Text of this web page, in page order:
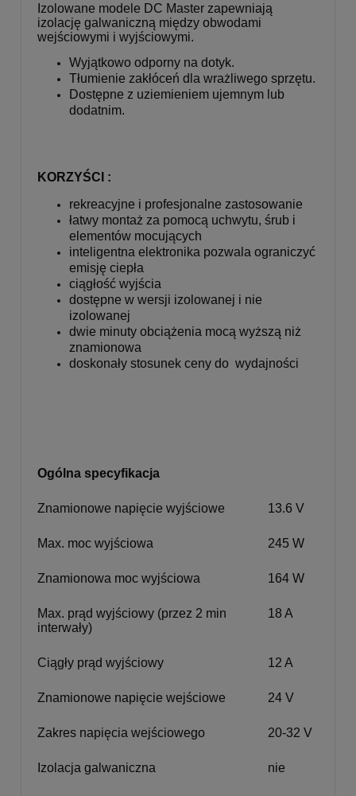
Izolowane modele DC Master zapewniają
izolację galwaniczną między obwodami
wejściowymi i wyjściowymi.
Wyjątkowo odporny na dotyk.
Tłumienie zakłóceń dla wrażliwego sprzętu.
Dostępne z uziemieniem ujemnym lub
dodatnim.
KORZYŚCI :
rekreacyjne i profesjonalne zastosowanie
łatwy montaż za pomocą uchwytu, śrub i
elementów mocujących
inteligentna elektronika pozwala ograniczyć
emisję ciepła
ciągłość wyjścia
dostępne w wersji izolowanej i nie
izolowanej
dwie minuty obciążenia mocą wyższą niż
znamionowa
doskonały stosunek ceny do wydajności
Ogólna specyfikacja
Znamionowe napięcie wyjściowe 13.6 V
Max. moc wyjściowa 245 W
Znamionowa moc wyjściowa 164 W
Max. prąd wyjściowy (przez 2 min
interwały)
18 A
Ciągły prąd wyjściowy 12 A
Znamionowe napięcie wejściowe 24 V
Zakres napięcia wejściowego 20-32 V
Izolacja galwaniczna nie